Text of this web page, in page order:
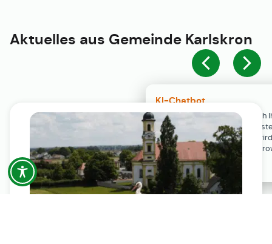
KI-Chatbot
Der KI-Chatbot steht erst nach
Einwilligung in den Cookie-
Verfügung. Der Chat-Verlauf
ausschließlich lokal in Ihrem
gespeichert.
Aktuelles aus Gemeinde Karlskron